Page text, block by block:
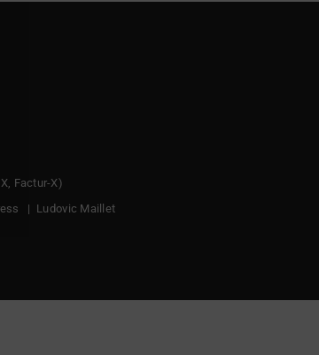
Factur-X)
| Ludovic Maillet